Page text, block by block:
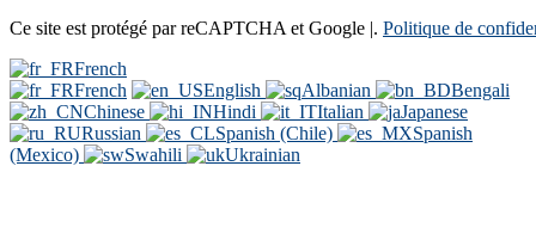
Ce site est protégé par reCAPTCHA et Google |. Politique de
French
French
English Albanian
Bengali
Chinese
Hindi Italian
Japanese
Russian
Spanish (Chile)
Spanish
(Mexico)
Swahili Ukrainian